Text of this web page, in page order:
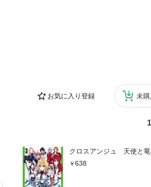
お気に入り登録 未
クロスアンジュ 天使と
638